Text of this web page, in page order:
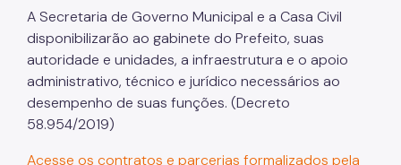
A Secretaria de Governo Municipal e a Casa Civil
disponibilizarão ao gabinete do Prefeito, suas
autoridade e unidades, a infraestrutura e o apoio
administrativo, técnico e jurídico necessários ao
desempenho de suas funções. (Decreto
58.954/2019)
Acesse os contratos e parcerias formalizados pela